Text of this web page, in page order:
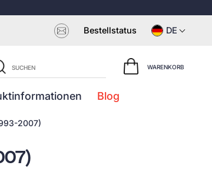
Bestellstatus DE
WARENKORB
Blog
2007)